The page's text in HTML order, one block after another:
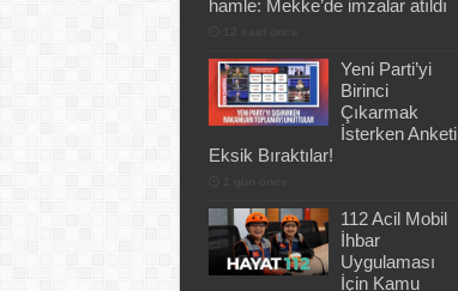
hamle: Mekke’de imzalar atıldı
Yeni Parti’yi
Birinci
Çıkarmak
İsterken Anketi
Eksik Bıraktılar!
112 Acil Mobil
İhbar
Uygulaması
İçin Kamu